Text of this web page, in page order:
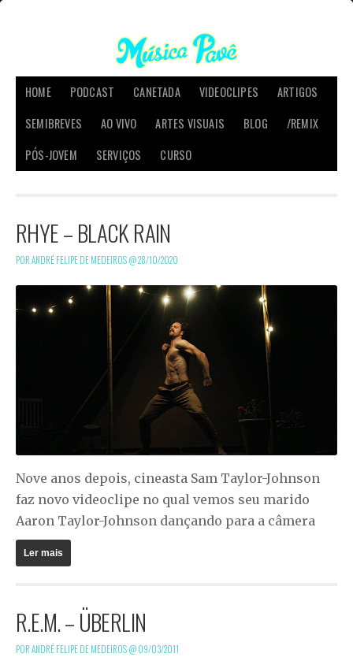
HOME PODCAST CANETADA VIDEOCLIPES
ARTIGOS
SEMIBREVES
AO VIVO ARTES VISUAIS BLOG
/REMIX
PÓS-JOVEM
SERVIÇOS CURSO
RHYE – BLACK RAIN
POR ANDRÉ FELIPE DE MEDEIROS @28/10/2020
Nove anos depois, cineasta Sam Taylor-Johnson
faz novo videoclipe no qual vemos seu marido
Aaron Taylor-Johnson dançando para a câmera
Ler mais
R.E.M. – ÜBERLIN
POR ANDRÉ FELIPE DE MEDEIROS @09/03/2011